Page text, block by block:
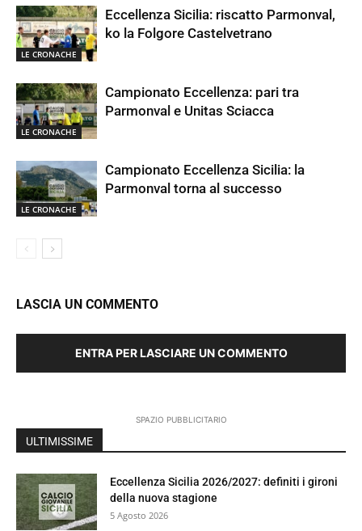
LE CRONACHE
Eccellenza Sicilia: riscatto Parmonval,
ko la Folgore Castelvetrano
LE CRONACHE
Campionato Eccellenza: pari tra
Parmonval e Unitas Sciacca
LE CRONACHE
Campionato Eccellenza Sicilia: la
Parmonval torna al successo
LASCIA UN COMMENTO
ENTRA PER LASCIARE UN COMMENTO
SPAZIO PUBBLICITARIO
ULTIMISSIME
Eccellenza Sicilia 2026/2027: definiti i gironi
della nuova stagione
5 Agosto 2026